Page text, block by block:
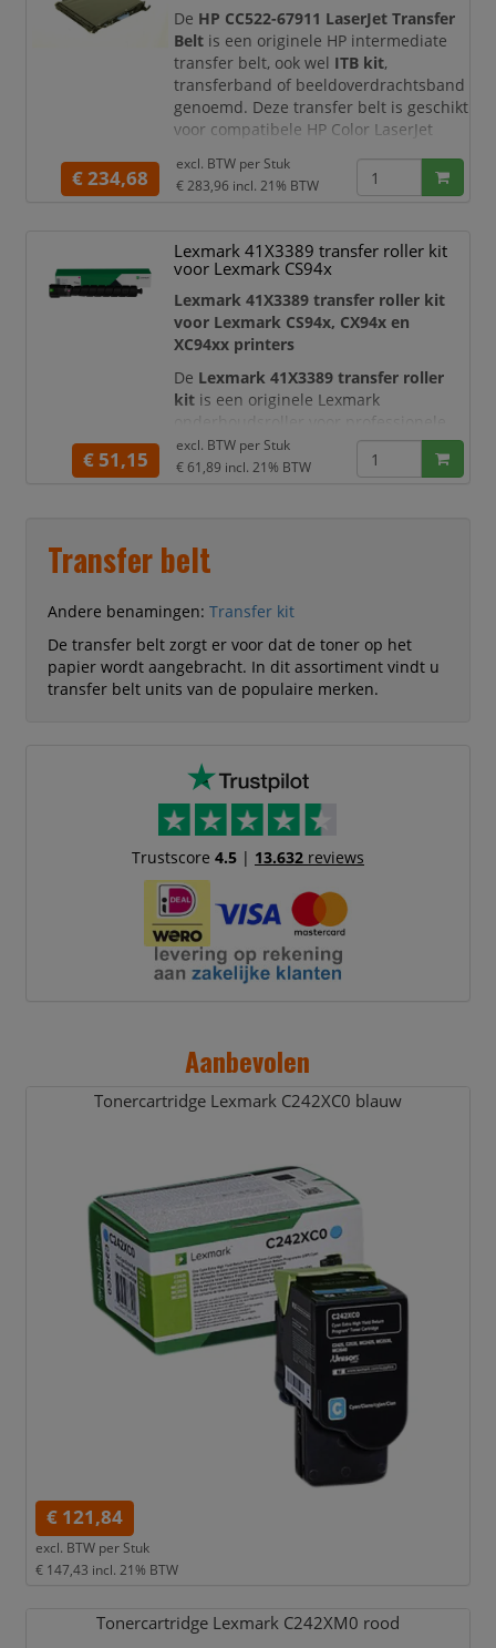
De HP CC522-67911 LaserJet Transfer
Belt is een originele HP intermediate
transfer belt, ook wel ITB kit,
transferband of beeldoverdrachtsband
genoemd. Deze transfer belt is geschikt
voor compatibele HP Color LaserJet
ervoor dat het tonerbeeld nauwkeurig
op het papier wordt overgebracht.
grafieken en kleurvlakken scherp, egaal
en professioneel van kwaliteit.
Met een
€ 234,68
excl. BTW per Stuk
€ 283,96 incl. 21% BTW
Lexmark 41X3389 transfer roller kit
voor Lexmark CS94x
Lexmark 41X3389 transfer roller kit
voor Lexmark CS94x, CX94x en
XC94xx printers
De Lexmark 41X3389 transfer roller
kit is een originele Lexmark
onderhoudsroller voor professionele
kleurenlaserprinters en
multifunctionals. Deze second transfer
over te brengen op het papier.
Hierdoor blijven tekst, afbeeldingen,
€ 51,15
excl. BTW per Stuk
€ 61,89 incl. 21% BTW
Transfer belt
Andere benamingen: Transfer kit
De transfer belt zorgt er voor dat de toner op het
papier wordt aangebracht. In dit assortiment vindt u
transfer belt units van de populaire merken.
Trustscore 4.5| 13.632reviews
Aanbevolen
Tonercartridge Lexmark C242XC0 blauw
€ 121,84
excl. BTW per Stuk
€ 147,43 incl. 21% BTW
Tonercartridge Lexmark C242XM0 rood